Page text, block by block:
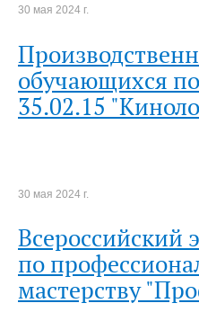
30 мая 2024 г.
обучающихся
35.02.15
30 мая 2024 г.
Всероссийский
по
мастерству